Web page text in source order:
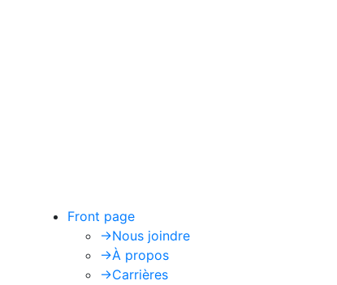
Front page
->Nous joindre
->À propos
->Carrières